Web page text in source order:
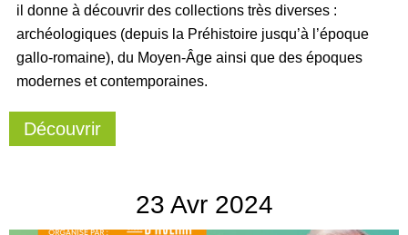
il donne à découvrir des collections très diverses :
archéologiques (depuis la Préhistoire jusqu’à l’époque
gallo-romaine), du Moyen-Âge ainsi que des époques
modernes et contemporaines.
Découvrir
23 Avr 2024